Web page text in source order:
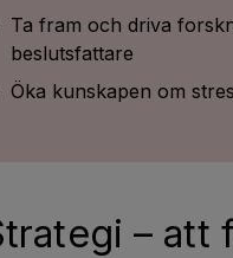
Ta fram och driva
beslutsfattare
Öka kunskapen om
– att